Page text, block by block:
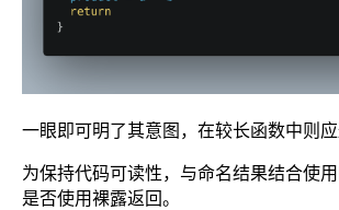
一眼即可明了其意图，在较长函数中则应
为保持代码可读性，与命名结果结合使
是否使用裸露返回。